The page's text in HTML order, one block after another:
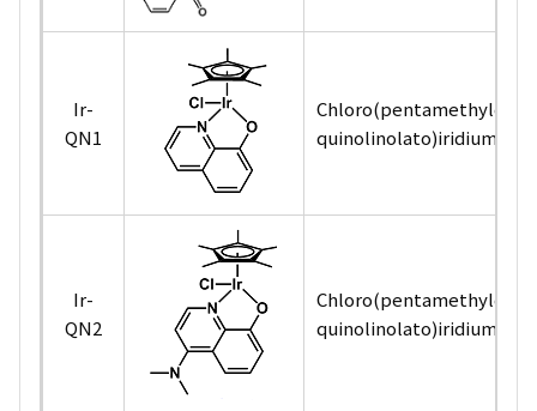
Ir-
QN1
quinolinolato)iridium(III)
Ir-
QN2
quinolinolato)iridium(III)